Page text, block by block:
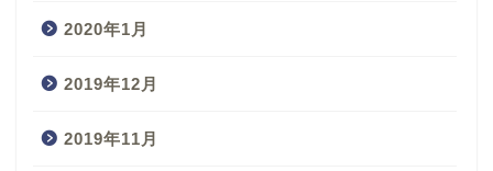
2020年1月
2019年12月
2019年11月